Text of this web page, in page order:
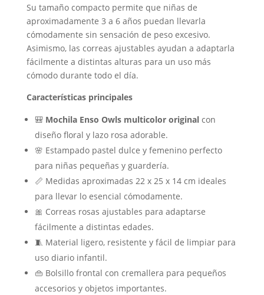
Su tamaño compacto permite que niñas de
aproximadamente 3 a 6 años puedan llevarla
cómodamente sin sensación de peso excesivo.
Asimismo, las correas ajustables ayudan a adaptarla
fácilmente a distintas alturas para un uso más
cómodo durante todo el día.
Características principales
🎒 Mochila Enso Owls multicolor originalcon
diseño floral y lazo rosa adorable.
🌸 Estampado pastel dulce y femenino perfecto
para niñas pequeñas y guardería.
📏 Medidas aproximadas 22 x 25 x 14 cm ideales
para llevar lo esencial cómodamente.
🎀 Correas rosas ajustables para adaptarse
fácilmente a distintas edades.
🧵 Material ligero, resistente y fácil de limpiar para
uso diario infantil.
👜 Bolsillo frontal con cremallera para pequeños
accesorios y objetos importantes.